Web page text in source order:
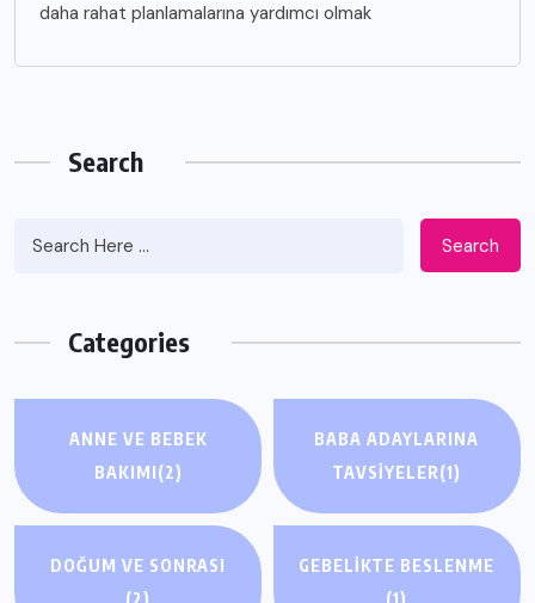
daha rahat planlamalarına yardımcı olmak
Search
Search
Categories
ANNE VE BEBEK
BAKIMI(2)
BABA ADAYLARINA
TAVSIYELER(1)
DOĞUM VE SONRASI
GEBELIKTE BESLENME